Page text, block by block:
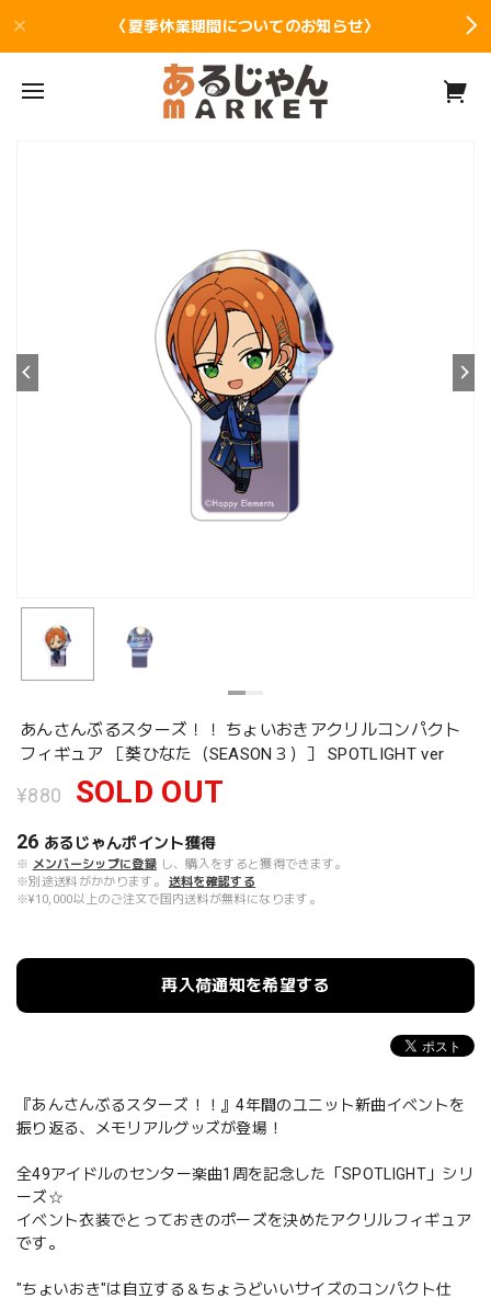
〈夏季休業期間についてのお知らせ〉
あんさんぶるスターズ！！ ちょいおきアクリルコンパクト
フィギュア ［葵ひなた（SEASON３）］ SPOTLIGHT ver
¥880 SOLD OUT
26 あるじゃんポイント獲得
※ メンバーシップに登録 し、購入をすると獲得できます。
※別途送料がかかります。
送料を確認する
※¥10,000以上のご注文で国内送料が無料になります。
再入荷通知を希望する
『あんさんぶるスターズ！！』4年間のユニット新曲イベントを
振り返る、メモリアルグッズが登場！
全49アイドルのセンター楽曲1周を記念した「SPOTLIGHT」シリ
ーズ☆
イベント衣装でとっておきのポーズを決めたアクリルフィギュア
です。
"ちょいおき"は自立する＆ちょうどいいサイズのコンパクト仕